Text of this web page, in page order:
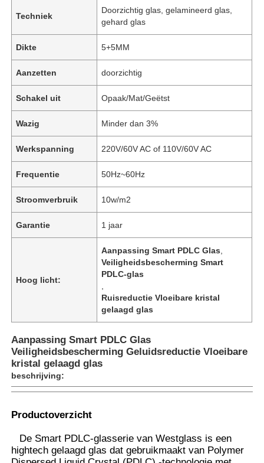
Thuis
Techniek
Doorzichtig glas, gelamineerd glas,
gehard glas
Dikte 5+5MM
Aanzetten doorzichtig
Schakel uit Opaak/Mat/Geëtst
Wazig Minder dan 3%
Werkspanning 220V/60V AC of 110V/60V AC
Frequentie 50Hz~60Hz
Stroomverbruik 10w/m2
Garantie 1 jaar
Hoog licht:
Aanpassing Smart PDLC Glas
Veiligheidsbescherming Smart
PDLC-glas
Ruisreductie Vloeibare kristal
gelaagd glas
Aanpassing Smart PDLC Glas
Veiligheidsbescherming Geluidsreductie Vloeibare
kristal gelaagd glas
beschrijving:
Productoverzicht
De Smart PDLC-glasserie van Westglass is een
hightech gelaagd glas dat gebruikmaakt van Polymer